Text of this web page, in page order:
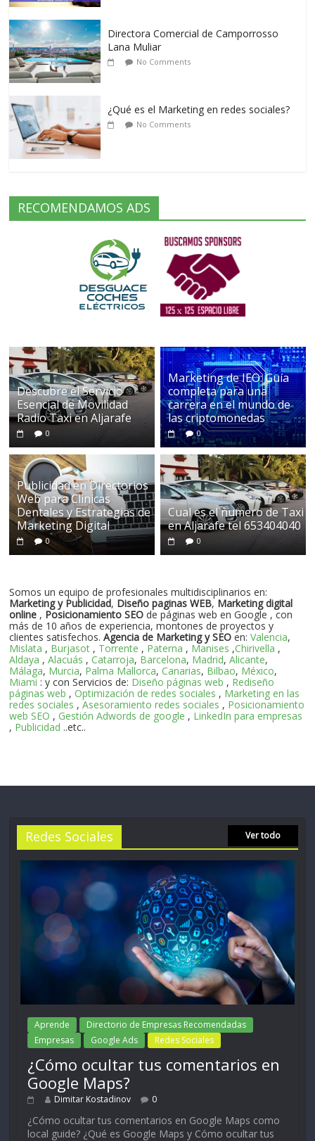
Directora Comercial de Camporrosso
Lana Muliar
No Comments
¿Qué es el Marketing en redes sociales?
No Comments
RECOMENDAMOS ADS
Descubre el Servicio
Esencial de Movilidad
Radio Taxi en Aljarafe
0
Marketing de IEO: Guía
completa para una
carrera en el mundo de
las criptomonedas
0
Publicidad en Directorios
Web para Clinicas
Dentales y Estrategias de
Marketing Digital
0
Cual es el numero de Taxi
en Aljarafe tel 653404040
0
Somos un equipo de profesionales multidisciplinarios en:
Marketing y Publicidad, Diseño paginas WEB, Marketing digital
online , Posicionamiento SEO de páginas web en Google , con
más de 10 años de experiencia, montones de proyectos y
clientes satisfechos.Agencia de Marketing y SEO en:Valencia,
Mislata , Burjasot , Torrente , Paterna , Manises ,Chirivella ,
Aldaya ,Alacuás ,Catarroja, Barcelona, Madrid,Alicante,
Málaga, Murcia, Palma Mallorca,Canarias, Bilbao, México,
Miami : y con Servicios de: Diseño páginas web , Rediseño
páginas web ,Optimización de redes sociales , Marketing en las
redes sociales ,Asesoramiento redes sociales , Posicionamiento
web SEO , Gestión Adwords de google , LinkedIn para empresas
, Publicidad ..etc..
Redes Sociales Ver todo
Aprende
Directorio de Empresas Recomendadas
Empresas
Google Ads Redes Sociales
¿Cómo ocultar tus comentarios en
Google Maps?
Dimitar Kostadinov 0
¿Cómo ocultar tus comentarios en Google Maps como
local guide? ¿Qué es Google Maps y Cómo ocultar tus